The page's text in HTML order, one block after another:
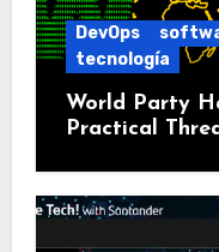
DevOps
tecnología
World Party
Practical